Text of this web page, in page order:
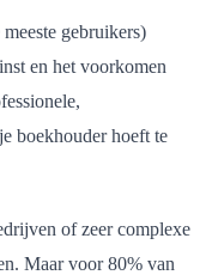
gebruikers)
en het voorkomen
boekhouder hoeft te
of zeer complexe
Maar voor 80% van